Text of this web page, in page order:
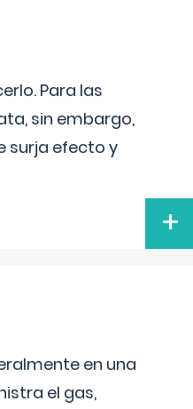
Para las
sin embargo,
surja efecto y
+
en una
el gas,